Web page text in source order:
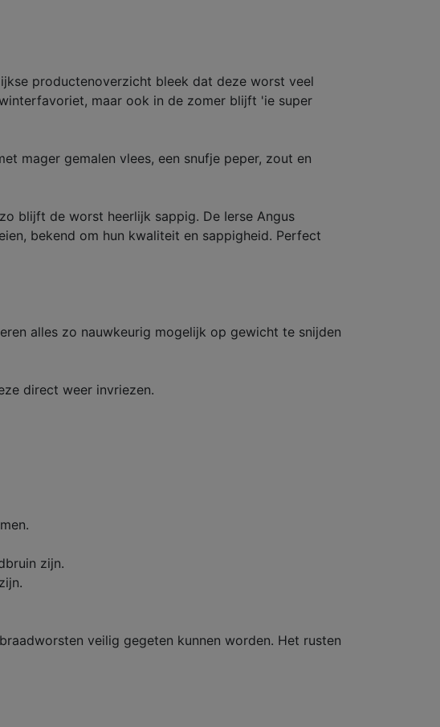
productenoverzicht bleek dat deze worst veel
maar ook in de zomer blijft 'ie super
mager gemalen vlees, een snufje peper, zout en
blijft de worst heerlijk sappig. De Ierse Angus
bekend om hun kwaliteit en sappigheid. Perfect
alles zo nauwkeurig mogelijk op gewicht te snijden
direct weer invriezen.
zijn.
veilig gegeten kunnen worden. Het rusten